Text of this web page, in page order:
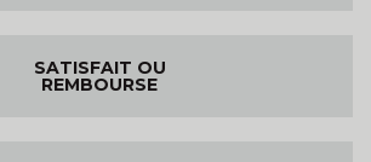
SATISFAIT OU
REMBOURSE